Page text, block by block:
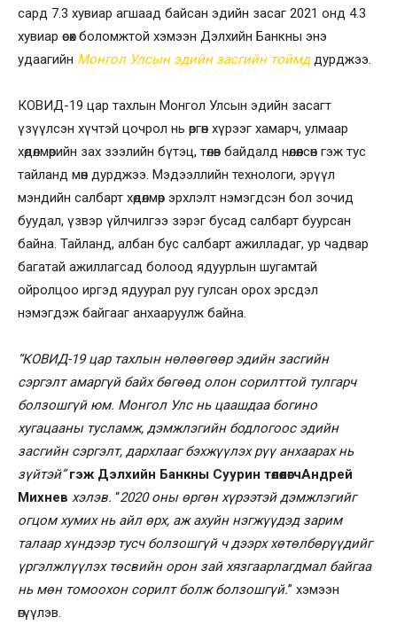
сард 7.3 хувиар агшаад байсан эдийн засаг 2021 онд 4.3
хувиар өсөх боломжтой хэмээн Дэлхийн Банкны энэ
удаагийн Монгол Улсын эдийн засгийн тоймд дурджээ.
КОВИД-19 цар тахлын Монгол Улсын эдийн засагт
үзүүлсэн хүчтэй цочрол нь өргөн хүрээг хамарч, улмаар
хөдөлмөрийн зах зээлийн бүтэц, төлөв байдалд нөлөөлсөн гэж тус
тайланд мөн дурджээ. Мэдээллийн технологи, эрүүл
мэндийн салбарт хөдөлмөр эрхлэлт нэмэгдсэн бол зочид
буудал, үзвэр үйлчилгээ зэрэг бусад салбарт буурсан
байна. Тайланд, албан бус салбарт ажилладаг, ур чадвар
багатай ажиллагсад болоод ядуурлын шугамтай
ойролцоо иргэд ядуурал руу гулсан орох эрсдэл
нэмэгдэж байгааг анхааруулж байна.
“КОВИД-19 цар тахлын нөлөөгөөр эдийн засгийн
сэргэлт амаргүй байх бөгөөд олон сорилттой тулгарч
болзошгүй юм. Монгол Улс нь цаашдаа богино
хугацааны тусламж, дэмжлэгийн бодлогоос эдийн
засгийн сэргэлт, дархлааг бэхжүүлэх рүү анхаарах нь
зүйтэй”гэж Дэлхийн Банкны Суурин төлөөлөгчАндрей
Михнев хэлэв. “2020 оны өргөн хүрээтэй дэмжлэгийг
огцом хумих нь айл өрх, аж ахуйн нэгжүүдэд зарим
талаар хүндээр тусч болзошгүй ч дээрх хөтөлбөрүүдийг
үргэлжлүүлэх төсвийн орон зай хязгаарлагдмал байгаа
нь мөн томоохон сорилт болж болзошгүй.” хэмээн
өгүүлэв.